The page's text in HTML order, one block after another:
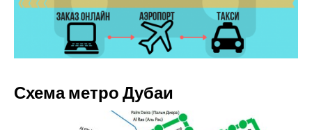
Схема метро Дубаи